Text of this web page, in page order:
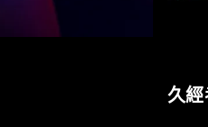
久